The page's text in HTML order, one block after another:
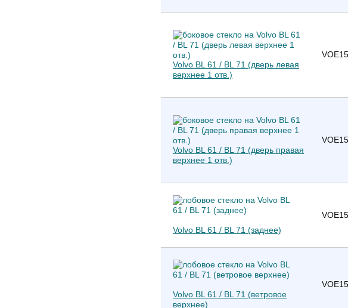
Volvo BL 61 / BL 71 (дверь левая
верхнее 1 отв.)
Volvo BL 61 / BL 71 (дверь правая
верхнее 1 отв.)
Volvo BL 61 / BL 71 (заднее)
Volvo BL 61 / BL 71 (ветровое
верхнее)